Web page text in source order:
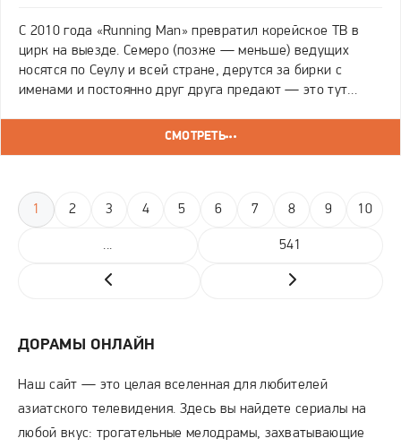
С 2010 года «Running Man» превратил корейское ТВ в
цирк на выезде. Семеро (позже — меньше) ведущих
носятся по Сеулу и всей стране, дерутся за бирки с
именами и постоянно друг друга предают — это тут
изображает голос разума, но чаще просто орёт от
СМОТРЕТЬ
1 2 3 4 5 6 7 8 9 10
... 541
ДОРАМЫ ОНЛАЙН
Наш сайт — это целая вселенная для любителей
азиатского телевидения. Здесь вы найдете сериалы на
любой вкус: трогательные мелодрамы, захватывающие